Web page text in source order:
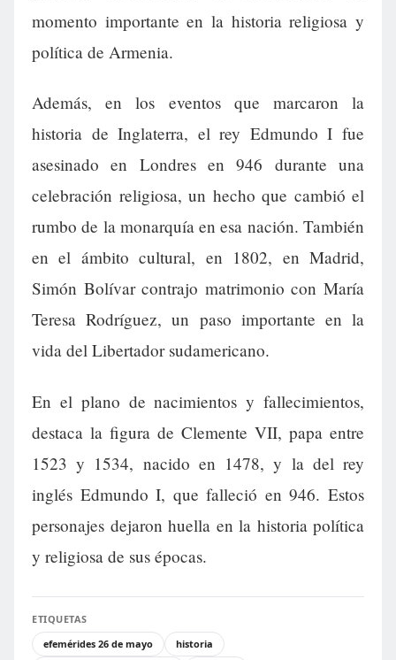
momento importante en la historia religiosa y
política de Armenia.
Además, en los eventos que marcaron la
historia de Inglaterra, el rey Edmundo I fue
asesinado en Londres en 946 durante una
celebración religiosa, un hecho que cambió el
rumbo de la monarquía en esa nación. También
en el ámbito cultural, en 1802, en Madrid,
Simón Bolívar contrajo matrimonio con María
Teresa Rodríguez, un paso importante en la
vida del Libertador sudamericano.
En el plano de nacimientos y fallecimientos,
destaca la figura de Clemente VII, papa entre
1523 y 1534, nacido en 1478, y la del rey
inglés Edmundo I, que falleció en 946. Estos
personajes dejaron huella en la historia política
y religiosa de sus épocas.
ETIQUETAS
efemérides 26 de mayo
historia